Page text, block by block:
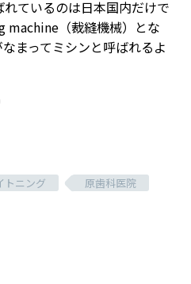
ているのは日本国内だけで
machine（裁縫機械）とな
まってミシンと呼ばれるよ
トニング
原歯科医院